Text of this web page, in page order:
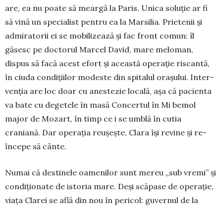
are, ea nu poate să meargă la Paris. Unica so­luție ar fi
să vină un specialist pentru ea la Mar­silia. Prietenii și
admiratorii ei se mobilizează și fac front comun: îl
găsesc pe docto­rul Marcel David, mare meloman,
dispus să facă acest efort și această operație riscantă,
în ciu­da condițiilor modeste din spitalul orașului. Inter­
venția are loc doar cu anestezie locală, așa că pacienta
va bate cu degetele în masă Concertul în Mi bemol
major de Mozart, în timp ce i se umblă în cutia
craniană. Dar ope­rația reușește, Clara își revine și re­
începe să cânte.
Numai că destinele oamenilor sunt mereu „sub vremi” și
condiționate de istoria mare. Deși scăpase de operație,
viața Clarei se află din nou în pericol: guvernul de la